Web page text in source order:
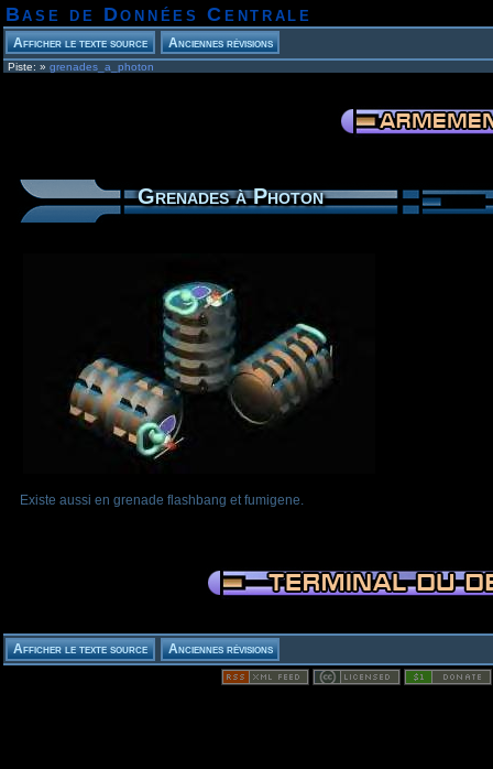
Base de Données Centrale
Piste: » grenades_a_photon
Grenades à Photon
Existe aussi en grenade flashbang et fumigene.